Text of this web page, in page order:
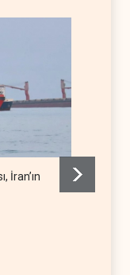
İran’ın